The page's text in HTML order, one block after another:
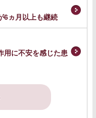
6ヵ月以上も継続
用に不安を感じた患